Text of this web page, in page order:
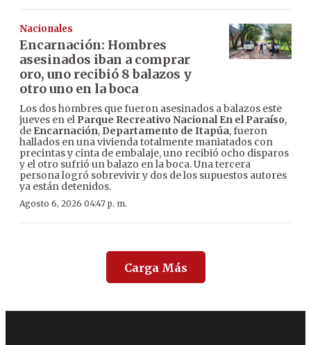
Nacionales
Encarnación: Hombres
asesinados iban a comprar
oro, uno recibió 8 balazos y
otro uno en la boca
Los dos hombres que fueron asesinados a balazos este
jueves en el Parque Recreativo Nacional En el Paraíso,
de Encarnación, Departamento de Itapúa, fueron
hallados en una vivienda totalmente maniatados con
precintas y cinta de embalaje, uno recibió ocho disparos
y el otro sufrió un balazo en la boca. Una tercera
persona logró sobrevivir y dos de los supuestos autores
ya están detenidos.
Agosto 6, 2026 04:47 p. m.
Carga Más